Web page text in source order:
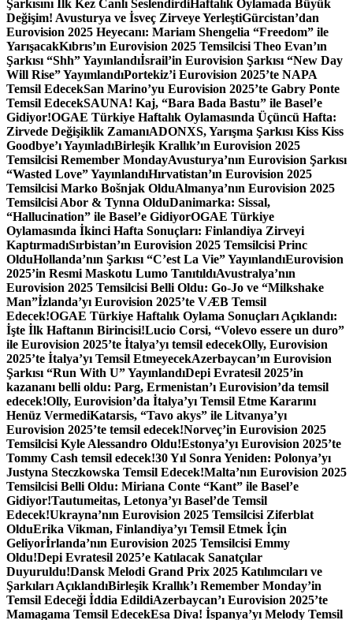
Şarkısını İlk Kez Canlı Seslendirdi Haftalık Oylamada Büyük
Değişim! Avusturya ve İsveç Zirveye YerleştiGürcistan’dan
Eurovision 2025 Heyecanı: Mariam Shengelia “Freedom” ile
YarışacakKıbrıs’ın Eurovision 2025 Temsilcisi Theo Evan’ın
Şarkısı “Shh” Yayınlandıİsrail’in Eurovision Şarkısı “New Day
Will Rise” YayımlandıPortekiz’i Eurovision 2025’te NAPA
Temsil EdecekSan Marino’yu Eurovision 2025’te Gabry Ponte
Temsil EdecekSAUNA! Kaj, “Bara Bada Bastu” ile Basel’e
Gidiyor!OGAE Türkiye Haftalık Oylamasında Üçüncü Hafta:
Zirvede Değişiklik ZamanıADONXS, Yarışma Şarkısı Kiss Kiss
Goodbye’ı YayınladıBirleşik Krallık’ın Eurovision 2025
Temsilcisi Remember MondayAvusturya’nın Eurovision Şarkısı
“Wasted Love” YayınlandıHırvatistan’ın Eurovision 2025
Temsilcisi Marko Bošnjak OlduAlmanya’nın Eurovision 2025
Temsilcisi Abor & Tynna OlduDanimarka: Sissal,
“Hallucination” ile Basel’e GidiyorOGAE Türkiye
Oylamasında İkinci Hafta Sonuçları: Finlandiya Zirveyi
KaptırmadıSırbistan’ın Eurovision 2025 Temsilcisi Princ
OlduHollanda’nın Şarkısı “C’est La Vie” YayınlandıEurovision
2025’in Resmi Maskotu Lumo TanıtıldıAvustralya’nın
Eurovision 2025 Temsilcisi Belli Oldu: Go-Jo ve “Milkshake
Man”İzlanda’yı Eurovision 2025’te VÆB Temsil
Edecek!OGAE Türkiye Haftalık Oylama Sonuçları Açıklandı:
İşte İlk Haftanın Birincisi!Lucio Corsi, “Volevo essere un duro”
ile Eurovision 2025’te İtalya’yı temsil edecekOlly, Eurovision
2025’te İtalya’yı Temsil EtmeyecekAzerbaycan’ın Eurovision
Şarkısı “Run With U” YayınlandıDepi Evratesil 2025’in
kazananı belli oldu: Parg, Ermenistan’ı Eurovision’da temsil
edecek!Olly, Eurovision’da İtalya’yı Temsil Etme Kararını
Henüz VermediKatarsis, “Tavo akys” ile Litvanya’yı
Eurovision 2025’te temsil edecek!Norveç’in Eurovision 2025
Temsilcisi Kyle Alessandro Oldu!Estonya’yı Eurovision 2025’te
Tommy Cash temsil edecek!30 Yıl Sonra Yeniden: Polonya’yı
Justyna Steczkowska Temsil Edecek!Malta’nın Eurovision 2025
Temsilcisi Belli Oldu: Miriana Conte “Kant” ile Basel’e
Gidiyor!Tautumeitas, Letonya’yı Basel’de Temsil
Edecek!Ukrayna’nın Eurovision 2025 Temsilcisi Ziferblat
OlduErika Vikman, Finlandiya’yı Temsil Etmek İçin
Geliyorİrlanda’nın Eurovision 2025 Temsilcisi Emmy
Oldu!Depi Evratesil 2025’e Katılacak Sanatçılar
Duyuruldu!Dansk Melodi Grand Prix 2025 Katılımcıları ve
Şarkıları AçıklandıBirleşik Krallık’ı Remember Monday’in
Temsil Edeceği İddia EdildiAzerbaycan’ı Eurovision 2025’te
Mamagama Temsil EdecekEsa Diva! İspanya’yı Melody Temsil